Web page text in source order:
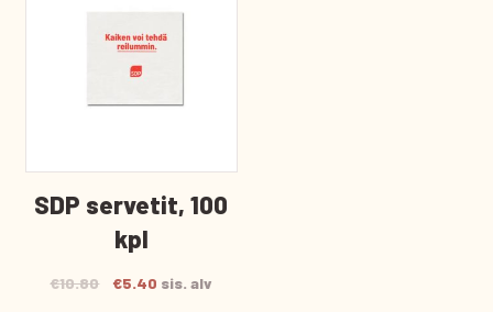
SDP servetit, 100
kpl
€10.80
Alkuperäinen
€5.40 Nykyinen
sis. alv